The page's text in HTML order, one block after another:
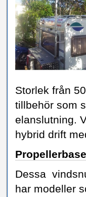
Storlek från
tillbehör som
elanslutning.
hybrid drift
Dessa
har modeller